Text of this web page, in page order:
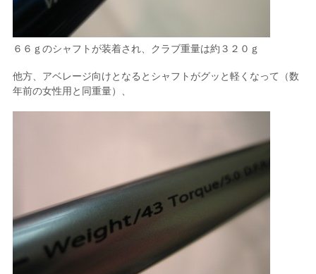
６６ｇのシャフトが装着され、クラブ重量は約３２０ｇ
他方、アベレージ向けとなるとシャフトがグッと軽くなって（数
年前の女性用と同重量）、